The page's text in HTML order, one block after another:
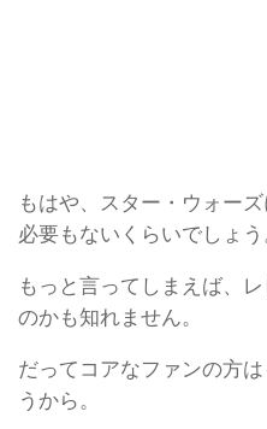
もはや、スター・ウォー
必要もないくらいでしょう
もっと言ってしまえば、
のかも知れません。
だってコアなファンの方
うから。